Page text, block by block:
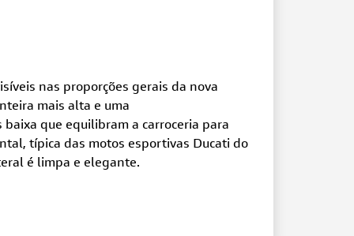
nas proporções gerais da nova
mais alta e uma
que equilibram a carroceria para
típica das motos esportivas Ducati do
é limpa e elegante.